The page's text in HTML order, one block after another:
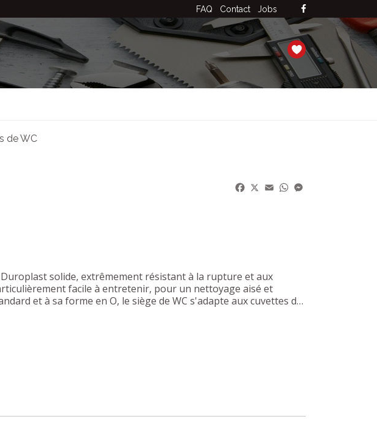
FAQ Contact Jobs
de WC
Facebook
X EmailWhatsApp
solide, extrêmement résistant à la rupture et aux
facile à entretenir, pour un nettoyage aisé et
et à sa forme en O, le siège de WC s'adapte aux cuvettes de